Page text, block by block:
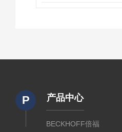
P 产品中心
BECKHOFF倍福